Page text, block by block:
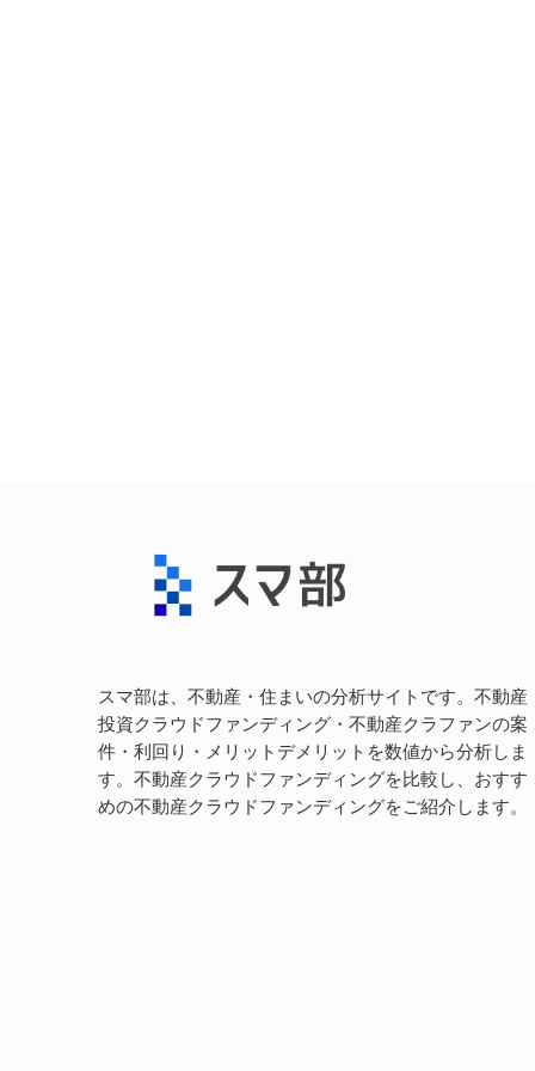
スマ部は、不動産・住まいの分析サイトです。不動産
投資クラウドファンディング・不動産クラファンの案
件・利回り・メリットデメリットを数値から分析しま
す。不動産クラウドファンディングを比較し、おすす
めの不動産クラウドファンディングをご紹介します。